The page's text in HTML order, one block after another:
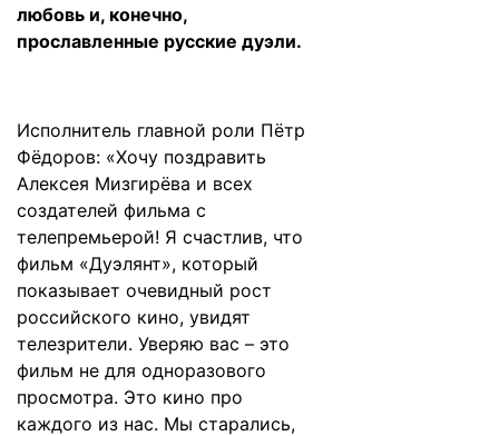
любовь и, конечно,
прославленные русские дуэли.
Исполнитель главной роли Пётр
Фёдоров: «Хочу поздравить
Алексея Мизгирёва и всех
создателей фильма с
телепремьерой! Я счастлив, что
фильм «Дуэлянт», который
показывает очевидный рост
российского кино, увидят
телезрители. Уверяю вас – это
фильм не для одноразового
просмотра. Это кино про
каждого из нас. Мы старались,